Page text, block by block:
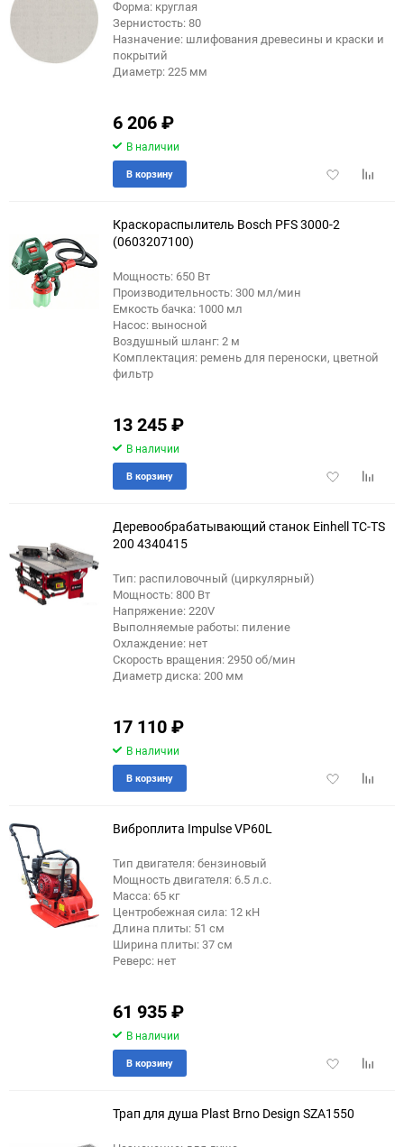
Форма: круглая
Зернистость: 80
Назначение: шлифования древесины и краски и
покрытий
Диаметр: 225 мм
6 206₽
В наличии
Добавить
В корзину
Краскораспылитель Bosch PFS 3000-2
(0603207100)
Мощность: 650 Вт
Производительность: 300 мл/мин
Емкость бачка: 1000 мл
Насос: выносной
Воздушный шланг: 2 м
Комплектация: ремень для переноски, цветной
фильтр
13 245₽
В наличии
Добавить
В корзину
Деревообрабатывающий станок Einhell TC-TS
200 4340415
Тип: распиловочный (циркулярный)
Мощность: 800 Вт
Напряжение: 220V
Выполняемые работы: пиление
Охлаждение: нет
Скорость вращения: 2950 об/мин
Диаметр диска: 200 мм
17 110₽
В наличии
Добавить
В корзину
Виброплита Impulse VP60L
Тип двигателя: бензиновый
Мощность двигателя: 6.5 л.с.
Масса: 65 кг
Центробежная сила: 12 кН
Длина плиты: 51 см
Ширина плиты: 37 см
Реверс: нет
61 935₽
В наличии
Добавить
В корзину
Трап для душа Plast Brno Design SZA1550